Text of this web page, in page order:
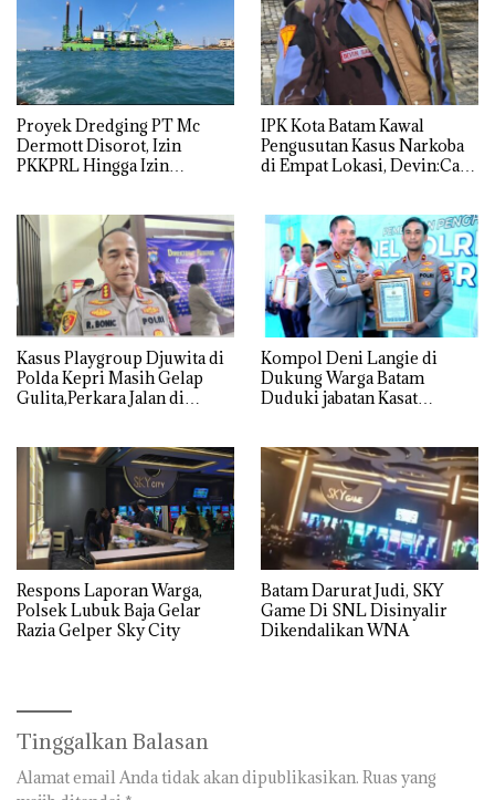
Proyek Dredging PT Mc
Dermott Disorot, Izin
PKKPRL Hingga Izin
IPK Kota Batam Kawal
Pengusutan Kasus Narkoba
di Empat Lokasi, Devin:Cari
Kasus Playgroup Djuwita di
Polda Kepri Masih Gelap
Gulita,Perkara Jalan di
Kompol Deni Langie di
Dukung Warga Batam
Duduki jabatan Kasat
Respons Laporan Warga,
Polsek Lubuk Baja Gelar
Razia Gelper Sky City
Batam Darurat Judi, SKY
Game Di SNL Disinyalir
Dikendalikan WNA
Tinggalkan Balasan
Alamat email Anda tidak akan dipublikasikan. Ruas yang